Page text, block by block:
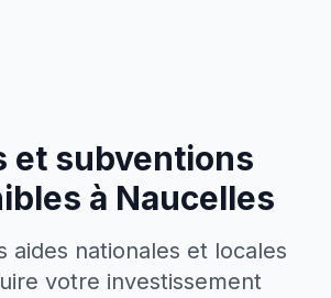
et subventions
à Naucelles
aides nationales et locales
votre investissement